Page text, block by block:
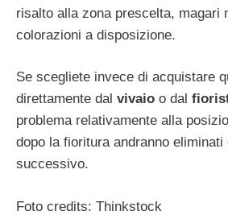
risalto alla zona prescelta, magari
colorazioni a disposizione.
Se scegliete invece di acquistare
direttamente dal vivaio o dal
problema relativamente alla
dopo la fioritura andranno eliminati
successivo.
Foto credits: Thinkstock